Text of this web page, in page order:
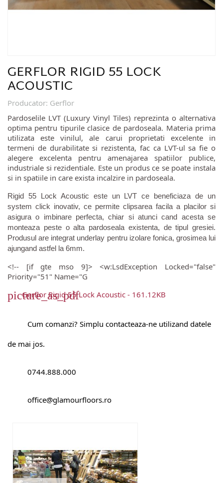
GERFLOR RIGID 55 LOCK
ACOUSTIC
Producator: Gerflor
Pardoselile LVT (Luxury Vinyl Tiles) reprezinta o alternativa
optima pentru tipurile clasice de pardoseala. Materia prima
utilizata este vinilul, ale carui proprietati excelente in
termeni de durabilitate si rezistenta, fac ca LVT-ul sa fie o
alegere excelenta pentru amenajarea spatiilor publice,
industriale si rezidentiale. Este un produs ce se poate instala
si in spatiile in care exista incalzire in pardoseala.
Rigid 55 Lock Acoustic este un LVT ce beneficiaza de un
system click inovativ, ce permite clipsarea facila a placilor si
asigura o imbinare perfecta, chiar si atunci cand acesta se
monteaza peste o alta pardoseala existenta, de tipul gresiei.
Produsul are integrat underlay pentru izolare fonica, grosimea lui
ajungand astfel la 6mm.
<!-- [if gte mso 9]> <w:LsdException Locked="false"
Priority="51" Name="G
picture_as_pdf
Gerflor Rigid 55 Lock Acoustic - 161.12KB
Cum comanzi? Simplu contacteaza-ne utilizand datele
de mai jos.
0744.888.000
office@glamourfloors.ro